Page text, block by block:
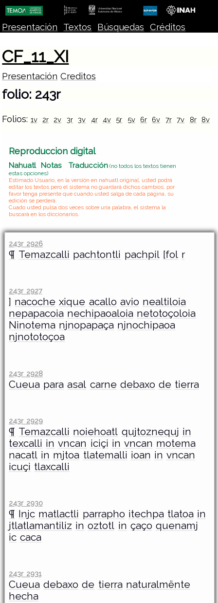
Presentación Textos Búsquedas Créditos
CF_11_XI
Presentación Creditos
folio: 243r
Folios: 1v 2r 2v 3r 3v 4r 4v 5r 5v 6r 6v 7r 7v 8r 8v
Reproduccion digital
Nahuatl Notas Traducción(no todos los textos tienen
estas opciones)
Estimado Usuario, en la versión en nahuatl original, usted podrá
editar los textos pero el sistema no guardará dichos cambios, por
favor tenga presente que cuando usted salga de cada página, su
edición se perderá.
Cuado usted pulsa dos veces sobre una palabra, el sistema la
buscará en los diccionarios.
243r 2926
¶ Temazcalli pachtontli pachpil [fol r
243r 2927
] nacoche xique acallo avio nealtiloia
nepapacoia nechipaoaloia netotoçoloia
Ninotema njnopapaça njnochipaoa
njnototoçoa
243r 2928
Cueua para asal carne debaxo de tierra
243r 2929
¶ Temazcalli noiehoatl qujtoznequj in
texcalli in vncan iciçi in vncan motema
nacatl in mjtoa tlatemalli ioan in vncan
icuçi tlaxcalli
243r 2930
¶ Injc matlactli parrapho itechpa tlatoa in
jtlatlamantiliz in oztotl in çaço quenamj
ic caca
243r 2931
Cueua debaxo de tierra naturalmënte
hecha